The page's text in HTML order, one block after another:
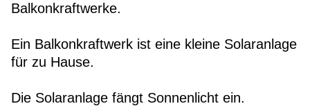
Balkonkraftwerke.
Ein Balkonkraftwerk ist eine kleine Solaranlage
für zu Hause.
Die Solaranlage fängt Sonnenlicht ein.